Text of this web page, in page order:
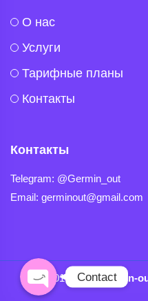
O нас
Услуги
Тарифные планы
Контакты
Контакты
Telegram: @Germin_out
Email: germinout@gmail.com
© 2019-2024Germin-
Contact